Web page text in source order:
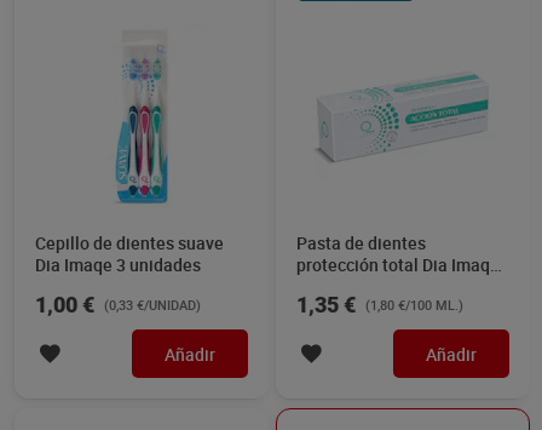
Cepillo de dientes suave
Dia Imaqe 3 unidades
1,00 € (0,33 €/UNIDAD)
Añadir
Pasta de dientes
protección total Dia Imaqe
1,35 € (1,80 €/100 ML.)
Añadir